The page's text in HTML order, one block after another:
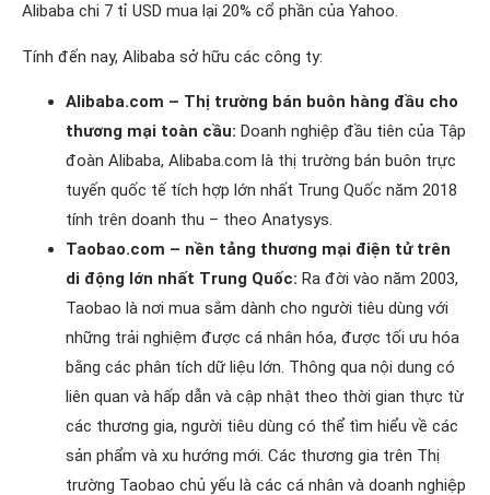
Alibaba chi 7 tỉ USD mua lại 20% cổ phần của Yahoo.
Tính đến nay, Alibaba sở hữu các công ty:
Alibaba.com – Thị trường bán buôn hàng đầu cho
thương mại toàn cầu: Doanh nghiệp đầu tiên của Tập
đoàn Alibaba, Alibaba.com là thị trường bán buôn trực
tuyến quốc tế tích hợp lớn nhất Trung Quốc năm 2018
tính trên doanh thu – theo Anatysys.
Taobao.com – nền tảng thương mại điện tử trên
di động lớn nhất Trung Quốc: Ra đời vào năm 2003,
Taobao là nơi mua sắm dành cho người tiêu dùng với
những trải nghiệm được cá nhân hóa, được tối ưu hóa
bằng các phân tích dữ liệu lớn. Thông qua nội dung có
liên quan và hấp dẫn và cập nhật theo thời gian thực từ
các thương gia, người tiêu dùng có thể tìm hiểu về các
sản phẩm và xu hướng mới. Các thương gia trên Thị
trường Taobao chủ yếu là các cá nhân và doanh nghiệp